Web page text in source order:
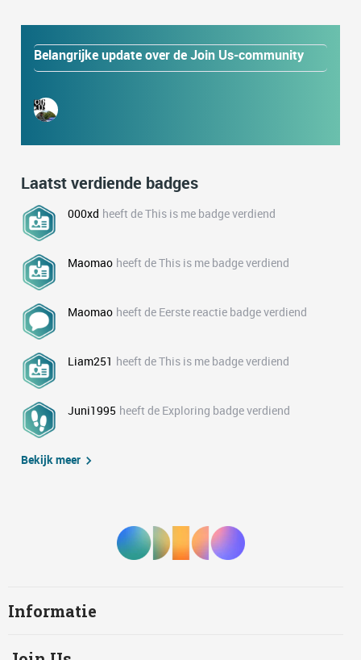
Belangrijke update over de Join Us-community
Laatst verdiende badges
000xd heeft de This is me badge verdiend
Maomao heeft de This is me badge verdiend
Maomao heeft de Eerste reactie badge verdiend
Liam251 heeft de This is me badge verdiend
Juni1995 heeft de Exploring badge verdiend
Bekijk meer
Informatie